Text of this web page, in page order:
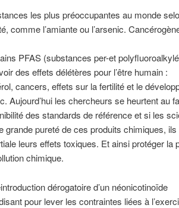
les plus préoccupantes au monde
comme l’amiante ou l’arsenic.
PFAS (substances per-et
des effets délétères pour l’être humain :
cancers, effets sur la fertilité et le
Aujourd’hui les chercheurs se heurtent au
des standards de référence et si les
grande pureté de ces produits chimiques, ils
leurs effets toxiques. Et ainsi protéger la
chimique.
dérogatoire d’un néonicotinoïde
pour lever les contraintes liées à